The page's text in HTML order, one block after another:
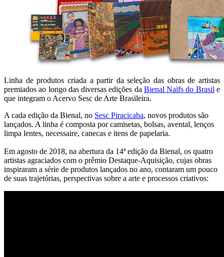
Linha de produtos criada a partir da seleção das obras de artistas
premiados ao longo das diversas edições da Bienal Naïfs do Brasil e
que integram o Acervo Sesc de Arte Brasileira.
A cada edição da Bienal, no Sesc Piracicaba, novos produtos são
lançados. A linha é composta por camisetas, bolsas, avental, lenços
limpa lentes, necessaire, canecas e itens de papelaria.
Em agosto de 2018, na abertura da 14ª edição da Bienal, os quatro
artistas agraciados com o prêmio Destaque-Aquisição, cujas obras
inspiraram a série de produtos lançados no ano, contaram um pouco
de suas trajetórias, perspectivas sobre a arte e processos criativos: